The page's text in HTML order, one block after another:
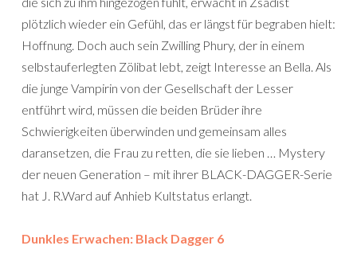
plötzlich wieder ein Gefühl, das er längst für begraben hielt:
Hoffnung. Doch auch sein Zwilling Phury, der in einem
selbstauferlegten Zölibat lebt, zeigt Interesse an Bella. Als
die junge Vampirin von der Gesellschaft der Lesser
entführt wird, müssen die beiden Brüder ihre
Schwierigkeiten überwinden und gemeinsam alles
daransetzen, die Frau zu retten, die sie lieben … Mystery
der neuen Generation – mit ihrer BLACK-DAGGER-Serie
hat J. R.Ward auf Anhieb Kultstatus erlangt.
Dunkles Erwachen: Black Dagger 6